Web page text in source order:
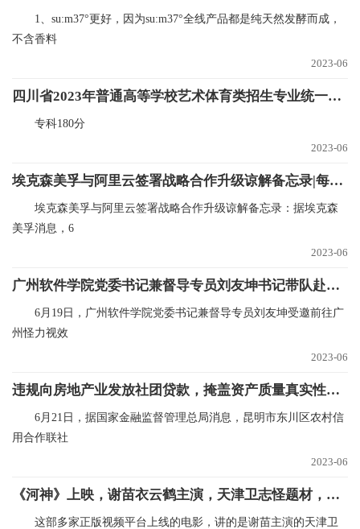
1、su:m37°更好，因为su:m37°全线产品都是纯天然发酵而成，
不含香料
2023-06
四川省2023年普通高等学校艺术体育类招生专业统一考试成绩录取控制分数线确定
专科180分
2023-06
埃克森美孚与阿里云签署战略合作升级谅解备忘录|每日报道
埃克森美孚与阿里云签署战略合作升级谅解备忘录：据埃克森
美孚消息，6
2023-06
广州软件学院党委书记兼督导专员刘友坤书记带队赴广州怪力视效网络科技有限公司参加结营及基地授牌仪式
6月19日，广州软件学院党委书记兼督导专员刘友坤受邀前往广
州怪力视效
2023-06
违规向房地产业发放社团贷款，掩盖资产质量真实性，昆明市东川区农村信用合作联社被罚款140万元|世界最新
6月21日，据国家金融监督管理总局消息，昆明市东川区农村信
用合作联社
2023-06
《河神》上映，谢苗衣云鹤主演，天津卫志怪题材，幻术大片气象|全球快资讯
这部多家正版视频平台上线的电影，讲的是谢苗主演的天津卫